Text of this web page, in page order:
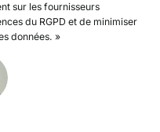
sur les fournisseurs
du RGPD et de minimiser
données. »